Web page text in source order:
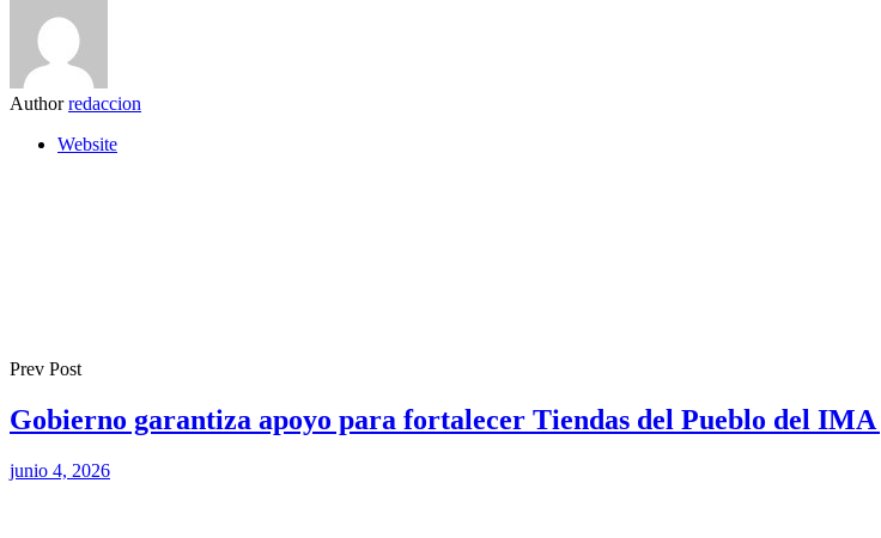
Author redaccion
Website
Prev Post
Gobierno garantiza apoyo para fortalecer Tiendas del Pueblo del
junio 4, 2026